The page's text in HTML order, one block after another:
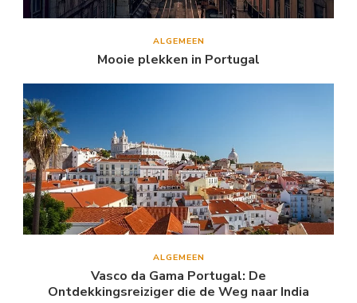
ALGEMEEN
Mooie plekken in Portugal
ALGEMEEN
Vasco da Gama Portugal: De
Ontdekkingsreiziger die de Weg naar India